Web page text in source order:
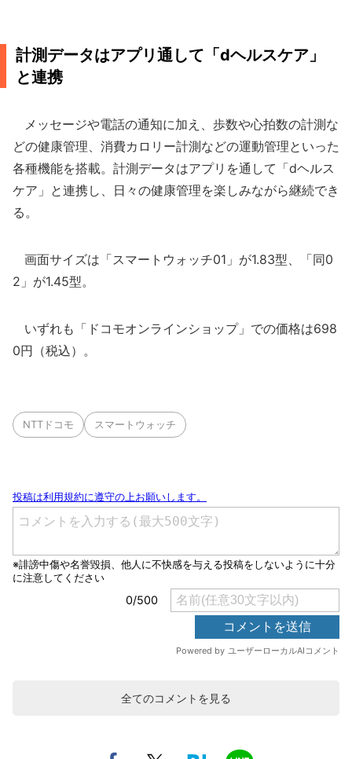
計測データはアプリ通して「dヘルスケア」
と連携
メッセージや電話の通知に加え、歩数や心拍数の計測な
どの健康管理、消費カロリー計測などの運動管理といった
各種機能を搭載。計測データはアプリを通して「dヘルス
ケア」と連携し、日々の健康管理を楽しみながら継続でき
る。
画面サイズは「スマートウォッチ01」が1.83型、「同0
2」が1.45型。
いずれも「ドコモオンラインショップ」での価格は698
0円（税込）。
NTTドコモ スマートウォッチ
全てのコメントを見る